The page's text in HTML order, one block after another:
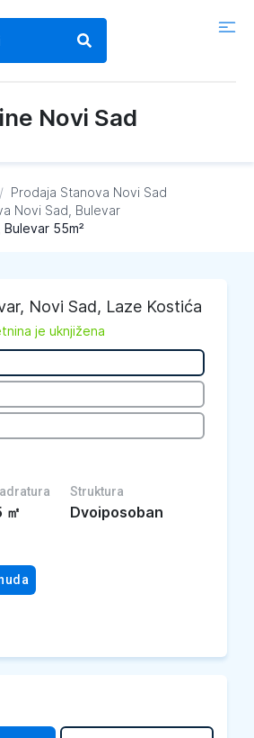
Novi Sad
/ Prodaja Stanova Novi Sad
Novi Sad, Bulevar
55m²
, Novi Sad, Laze Kostića
je uknjižena
㎡
Struktura
Dvoiposoban